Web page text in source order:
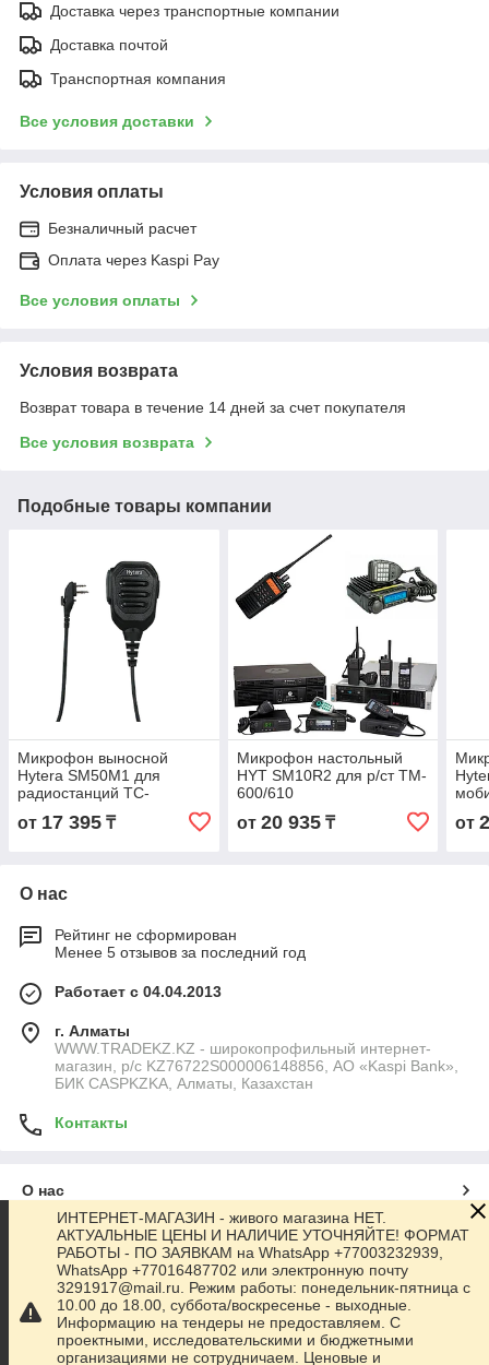
Доставка через транспортные компании
Доставка почтой
Транспортная компания
Все условия доставки
Условия оплаты
Безналичный расчет
Оплата через Kaspi Pay
Все условия оплаты
Условия возврата
Возврат товара в течение 14 дней за счет покупателя
Все условия возврата
Подобные товары компании
Микрофон выносной
Hytera SM50M1 для
радиостанций TC-
508/518/610/700/BD5xx/PD4xx/PD5xx,
BD505/615
от 17 395 ₸
Микрофон настольный
HYT SM10R2 для р/ст TM-
600/610
от 20 935₸ от
О нас
Рейтинг не сформирован
Менее 5 отзывов за последний год
Работает с 04.04.2013
г. Алматы
WWW.TRADEKZ.KZ - широкопрофильный интернет-
магазин, р/с KZ76722S000006148856, АО «Kaspi Bank»,
БИК CASPKZKA, Алматы, Казахстан
Контакты
О нас
Контакты
Доставка и оплата
Полная версия сайта
ИНТЕРНЕТ-МАГАЗИН - живого магазина НЕТ.
АКТУАЛЬНЫЕ ЦЕНЫ И НАЛИЧИЕ УТОЧНЯЙТЕ! ФОРМАТ
РАБОТЫ - ПО ЗАЯВКАМ на WhatsApp +77003232939,
WhatsApp +77016487702 или электронную почту
3291917@mail.ru. Режим работы: понедельник-пятница с
10.00 до 18.00, суббота/воскресенье - выходные.
Информацию на тендеры не предоставляем. С
проектными, исследовательскими и бюджетными
организациями не сотрудничаем. Ценовые и